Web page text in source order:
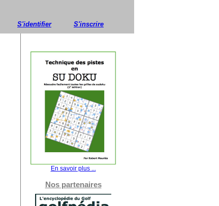
S'identifier S'inscrire
En savoir plus ...
Nos partenaires